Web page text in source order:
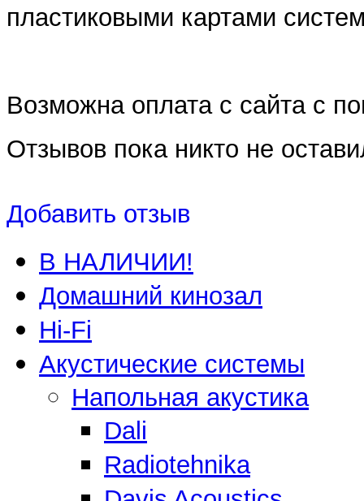
пластиковыми картами
Возможна оплата с сайта с
Отзывов пока никто не
Добавить отзыв
В НАЛИЧИИ!
Домашний кинозал
Hi-Fi
Акустические системы
Напольная акустика
Dali
Radiotehnika